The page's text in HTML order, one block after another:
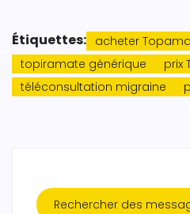
Étiquettes: acheter
topiramate générique
prix
téléconsultation migraine